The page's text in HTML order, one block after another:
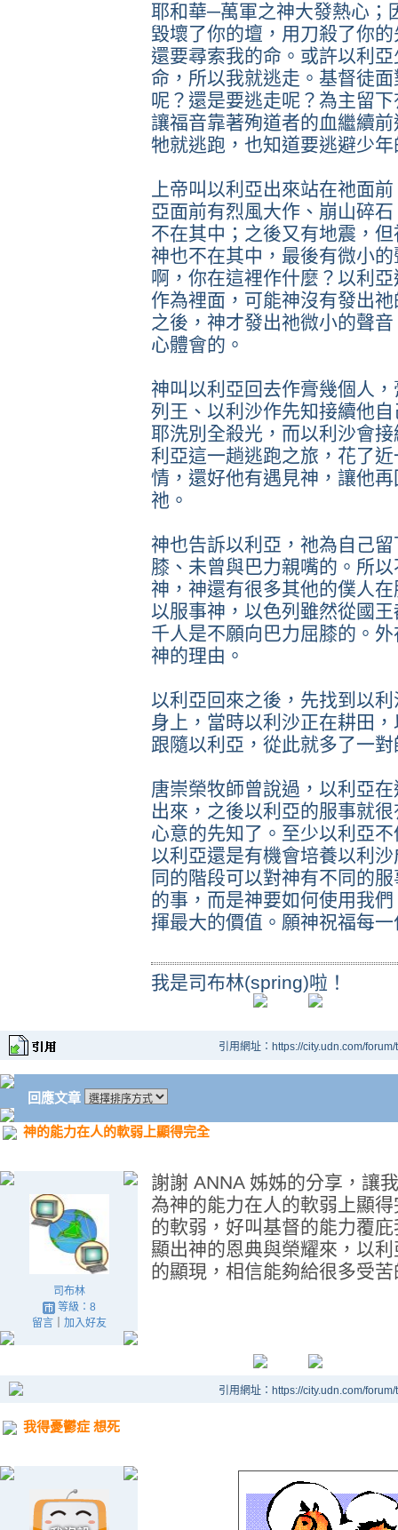
耶和華─萬軍之神大發熱心；
毀壞了你的壇，用刀殺了你
還要尋索我的命。或許以利
命，所以我就逃走。基督徒
呢？還是要逃走呢？為主留
讓福音靠著殉道者的血繼續
牠就逃跑，也知道要逃避少
上帝叫以利亞出來站在祂面
亞面前有烈風大作、崩山碎
不在其中；之後又有地震，
神也不在其中，最後有微小
啊，你在這裡作什麼？以利
作為裡面，可能神沒有發出
之後，神才發出祂微小的聲
心體會的。
神叫以利亞回去作膏幾個人
列王、以利沙作先知接續他
耶洗別全殺光，而以利沙會
利亞這一趟逃跑之旅，花了
情，還好他有遇見神，讓他
祂。
神也告訴以利亞，祂為自己
膝、未曾與巴力親嘴的。所
神，神還有很多其他的僕人
以服事神，以色列雖然從國
千人是不願向巴力屈膝的。
神的理由。
以利亞回來之後，先找到以
身上，當時以利沙正在耕田
跟隨以利亞，從此就多了一
唐崇榮牧師曾說過，以利亞
出來，之後以利亞的服事就
心意的先知了。至少以利亞
以利亞還是有機會培養以利
同的階段可以對神有不同的
的事，而是神要如何使用我
揮最大的價值。願神祝福每
我是司布林(spring)啦！
引用網址：https://city.udn.com/
回應文章
神的能力在人的軟弱上顯得完全
司布林
等級：8
留言｜ 加入好友
謝謝 ANNA 姊姊的分享，讓
為神的能力在人的軟弱上顯
的軟弱，好叫基督的能力覆
顯出神的恩典與榮耀來，以
的顯現，相信能夠給很多受
引用網址：https://city.udn.com/
我得憂鬱症 想死